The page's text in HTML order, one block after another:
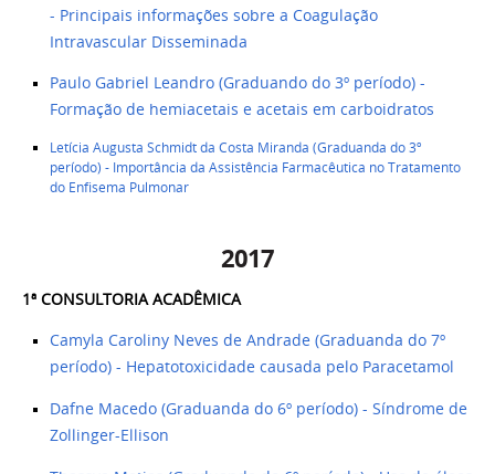
- Principais informações sobre a Coagulação
Intravascular Disseminada
Paulo Gabriel Leandro (Graduando do 3º período) -
Formação de hemiacetais e acetais em carboidratos
Letícia Augusta Schmidt da Costa Miranda (Graduanda do 3º
período) - Importância da Assistência Farmacêutica no Tratamento
do Enfisema Pulmonar
2017
1ª CONSULTORIA ACADÊMICA ​
Camyla Caroliny Neves de Andrade (Graduanda do 7º
período) - Hepatotoxicidade causada pelo Paracetamol
Dafne Macedo (Graduanda do 6º período) - Síndrome de
Zollinger-Ellison